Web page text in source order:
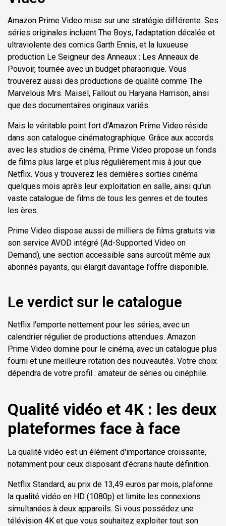
Amazon Prime Video mise sur une stratégie différente. Ses
séries originales incluent The Boys, l'adaptation décalée et
ultraviolente des comics Garth Ennis, et la luxueuse
production Le Seigneur des Anneaux : Les Anneaux de
Pouvoir, tournée avec un budget pharaonique. Vous
trouverez aussi des productions de qualité comme The
Marvelous Mrs. Maisel, Fallout ou Haryana Harrison, ainsi
que des documentaires originaux variés.
Mais le véritable point fort d'Amazon Prime Video réside
dans son catalogue cinématographique. Grâce aux accords
avec les studios de cinéma, Prime Video propose un fonds
de films plus large et plus régulièrement mis à jour que
Netflix. Vous y trouverez les dernières sorties cinéma
quelques mois après leur exploitation en salle, ainsi qu'un
vaste catalogue de films de tous les genres et de toutes
les ères.
Prime Video dispose aussi de milliers de films gratuits via
son service AVOD intégré (Ad-Supported Video on
Demand), une section accessible sans surcoût même aux
abonnés payants, qui élargit davantage l'offre disponible.
Le verdict sur le catalogue
Netflix l'emporte nettement pour les séries, avec un
calendrier régulier de productions attendues. Amazon
Prime Video domine pour le cinéma, avec un catalogue plus
fourni et une meilleure rotation des nouveautés. Votre choix
dépendra de votre profil : amateur de séries ou cinéphile.
Qualité vidéo et 4K : les deux
plateformes face à face
La qualité vidéo est un élément d'importance croissante,
notamment pour ceux disposant d'écrans haute définition.
Netflix Standard, au prix de 13,49 euros par mois, plafonne
la qualité vidéo en HD (1080p) et limite les connexions
simultanées à deux appareils. Si vous possédez une
télévision 4K et que vous souhaitez exploiter tout son